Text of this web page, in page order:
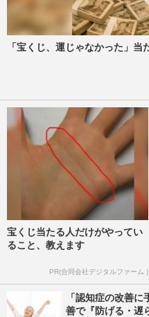
「宝くじ、運じゃなかった」当
宝くじ当たる人だけがやってい
ること、教えます
PR(合同会社デジタルファーム )
「認知症の改善
善で『防げる・遅